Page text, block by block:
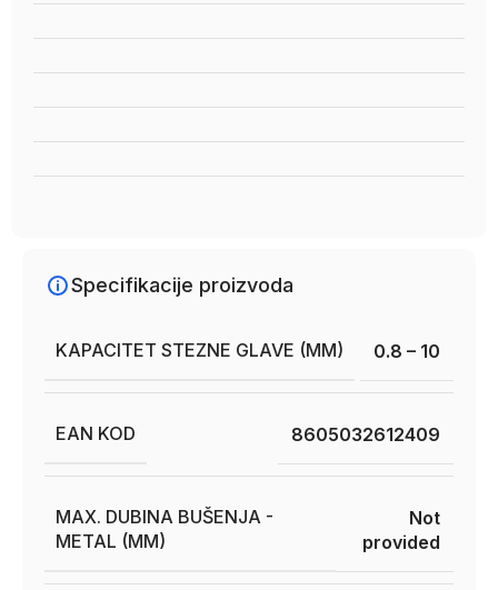
Specifikacije proizvoda
KAPACITET STEZNE GLAVE (MM) 0.8 – 10
EAN KOD 8605032612409
MAX. DUBINA BUŠENJA -
METAL (MM)
Not
provided